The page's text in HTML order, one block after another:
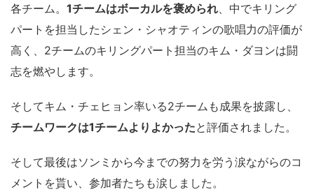
各チーム。 1チームはボーカルを褒められ 、中でキリング
パートを担当したシェン・シャオティンの歌唱力の評価が
高く、2チームのキリングパート担当のキム・ダヨンは闘
志を燃やします。
そしてキム・チェヒョン率いる2チームも成果を披露し、
チームワークは1チームよりよかったと評価されました。
そして最後はソンミから今までの努力を労う涙ながらのコ
メントを貰い、参加者たちも涙しました。